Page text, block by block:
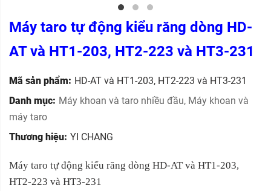
Máy taro tự động kiểu răng dòng HD-
AT và HT1-203, HT2-223 và HT3-231
Mã sản phẩm: HD-AT và HT1-203, HT2-223 và HT3-231
Danh mục: Máy khoan và taro nhiều đầu, Máy khoan và
máy taro
Thương hiệu: YI CHANG
Máy taro tự động kiểu răng dòng HD-AT và HT1-203,
HT2-223 và HT3-231